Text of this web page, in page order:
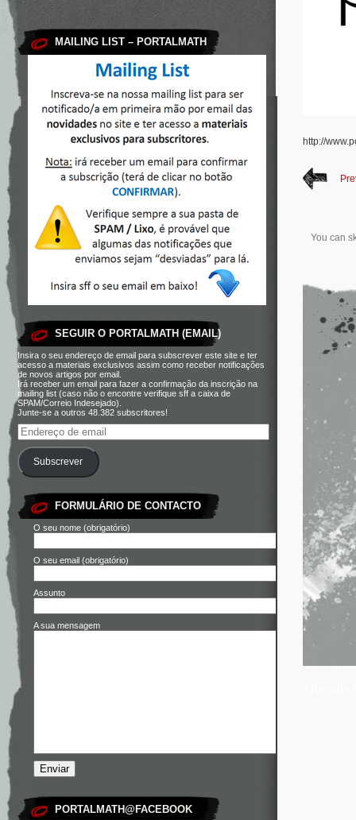
MAILING LIST – PORTALMATH
SEGUIR O PORTALMATH (EMAIL)
Insira o seu endereço de email para subscrever este site e ter
acesso a materiais exclusivos assim como receber notificações
de novos artigos por email.
Irá receber um email para fazer a confirmação da inscrição na
mailing list (caso não o encontre verifique sff a caixa de
SPAM/Correio Indesejado).
Junte-se a outros 48.382 subscritores!
Subscrever
FORMULÁRIO DE CONTACTO
O seu nome (obrigatório)
O seu email (obrigatório)
Assunto
A sua mensagem
PORTALMATH@FACEBOOK
http://
You can